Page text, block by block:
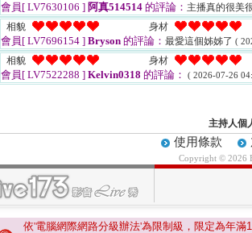
會員[ LV7630106 ] 阿真514514 的評論： 主播真的很美
相貌
身材
會員[ LV7696154 ] Bryson 的評論： 最愛這個姊姊了 (
相貌 身材
會員[ LV7522288 ] Kelvin0318 的評論： ( 2026-07-26
主持人個
使用條款
Copyright © 2026
依'電腦網際網路分級辦法'為限制級，限定為年滿